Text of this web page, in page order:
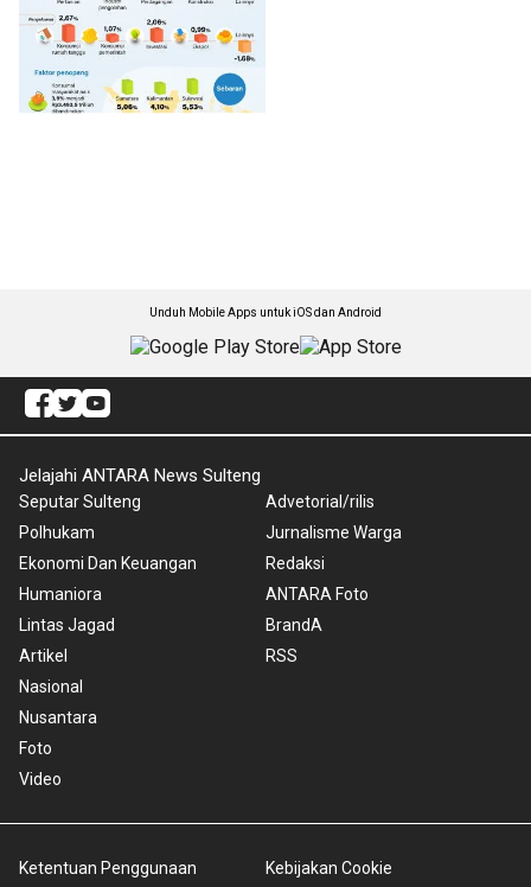
Unduh Mobile Apps untuk iOS dan Android
Jelajahi ANTARA News Sulteng
Seputar Sulteng
Polhukam
Ekonomi Dan Keuangan
Humaniora
Lintas Jagad
Artikel
Nasional
Nusantara
Foto
Video
Advetorial/rilis
Jurnalisme Warga
Redaksi
ANTARA Foto
BrandA
RSS
Ketentuan Penggunaan Kebijakan Cookie